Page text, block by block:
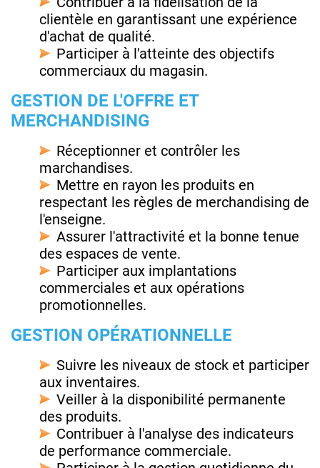
clientèle en garantissant une expérience
d'achat de qualité.
Participer à l'atteinte des objectifs
commerciaux du magasin.
GESTION DE L'OFFRE ET
MERCHANDISING
Réceptionner et contrôler les
marchandises.
Mettre en rayon les produits en
respectant les règles de merchandising de
l'enseigne.
Assurer l'attractivité et la bonne tenue
des espaces de vente.
Participer aux implantations
commerciales et aux opérations
promotionnelles.
GESTION OPÉRATIONNELLE
Suivre les niveaux de stock et participer
aux inventaires.
Veiller à la disponibilité permanente
des produits.
Contribuer à l'analyse des indicateurs
de performance commerciale.